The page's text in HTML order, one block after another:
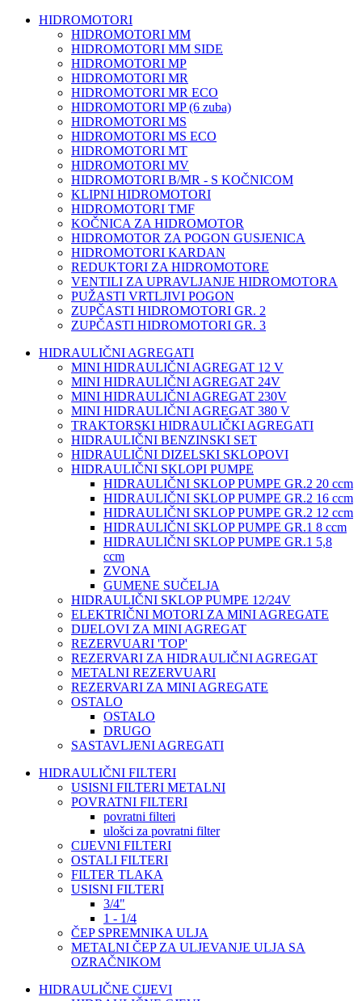
HIDROMOTORI
HIDROMOTORI MM
HIDROMOTORI MM SIDE
HIDROMOTORI MP
HIDROMOTORI MR
HIDROMOTORI MR ECO
HIDROMOTORI MP (6 zuba)
HIDROMOTORI MS
HIDROMOTORI MS ECO
HIDROMOTORI MT
HIDROMOTORI MV
HIDROMOTORI B/MR - S KOČNICOM
KLIPNI HIDROMOTORI
HIDROMOTORI TMF
KOČNICA ZA HIDROMOTOR
HIDROMOTOR ZA POGON GUSJENICA
HIDROMOTORI KARDAN
REDUKTORI ZA HIDROMOTORE
VENTILI ZA UPRAVLJANJE HIDROMOTORA
PUŽASTI VRTLJIVI POGON
ZUPČASTI HIDROMOTORI GR. 2
ZUPČASTI HIDROMOTORI GR. 3
HIDRAULIČNI AGREGATI
MINI HIDRAULIČNI AGREGAT 12 V
MINI HIDRAULIČNI AGREGAT 24V
MINI HIDRAULIČNI AGREGAT 230V
MINI HIDRAULIČNI AGREGAT 380 V
TRAKTORSKI HIDRAULIČKI AGREGATI
HIDRAULIČNI BENZINSKI SET
HIDRAULIČNI DIZELSKI SKLOPOVI
HIDRAULIČNI SKLOPI PUMPE
HIDRAULIČNI SKLOP PUMPE GR.2 20 ccm
HIDRAULIČNI SKLOP PUMPE GR.2 16 ccm
HIDRAULIČNI SKLOP PUMPE GR.2 12 ccm
HIDRAULIČNI SKLOP PUMPE GR.1 8 ccm
HIDRAULIČNI SKLOP PUMPE GR.1 5,8
ccm
ZVONA
GUMENE SUČELJA
HIDRAULIČNI SKLOP PUMPE 12/24V
ELEKTRIČNI MOTORI ZA MINI AGREGATE
DIJELOVI ZA MINI AGREGAT
REZERVUARI 'TOP'
REZERVARI ZA HIDRAULIČNI AGREGAT
METALNI REZERVUARI
REZERVARI ZA MINI AGREGATE
OSTALO
OSTALO
DRUGO
SASTAVLJENI AGREGATI
HIDRAULIČNI FILTERI
USISNI FILTERI METALNI
POVRATNI FILTERI
povratni filteri
ulošci za povratni filter
CIJEVNI FILTERI
OSTALI FILTERI
FILTER TLAKA
USISNI FILTERI
3/4"
1 - 1/4
ČEP SPREMNIKA ULJA
METALNI ČEP ZA ULJEVANJE ULJA SA
OZRAČNIKOM
HIDRAULIČNE CIJEVI